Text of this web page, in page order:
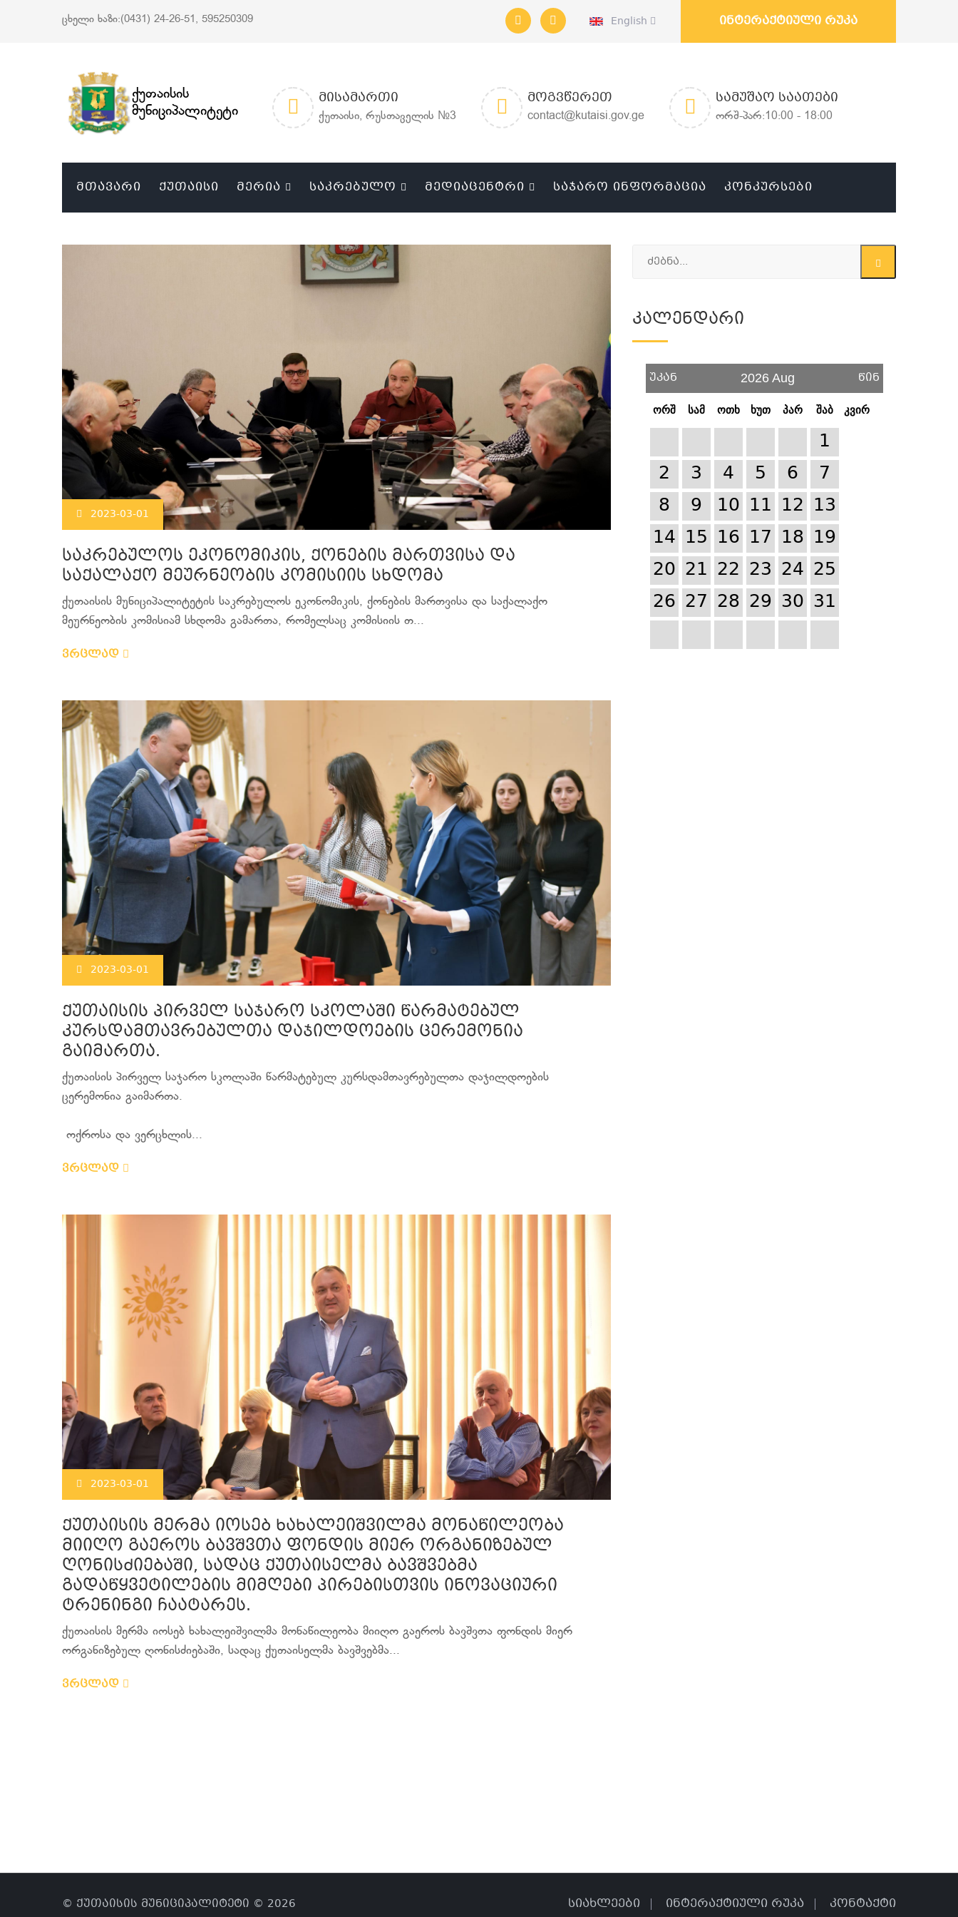
ცხელი ხაზი:(0431) 24-26-51, 595250309 English ინტერაქტიული რუკა
ქუთაისის
მუნიციპალიტეტი
ᲛᲘᲡᲐᲛᲐᲠᲗᲘ
ქუთაისი, რუსთაველის №3
ᲛᲝᲒᲕᲬᲔᲠᲔᲗ
contact@kutaisi.gov.ge
ᲡᲐᲛᲣᲨᲐᲝ ᲡᲐᲐᲗᲔᲑᲘ
ორშ-პარ:10:00 - 18:00
ᲛᲗᲐᲕᲐᲠᲘ ᲥᲣᲗᲐᲘᲡᲘ ᲛᲔᲠᲘᲐ ᲡᲐᲙᲠᲔᲑᲣᲚᲝ ᲛᲔᲓᲘᲐᲪᲔᲜᲢᲠᲘ ᲡᲐᲯᲐᲠᲝ ᲘᲜᲤᲝᲠᲛᲐᲪᲘᲐ ᲙᲝᲜᲙᲣᲠᲡᲔᲑᲘ
2023-03-01
საკრებულოს ეკონომიკის, ქონების მართვისა და
საქალაქო მეურნეობის კომისიის სხდომა
ქუთაისის მუნიციპალიტეტის საკრებულოს ეკონომიკის, ქონების მართვისა და საქალაქო
მეურნეობის კომისიამ სხდომა გამართა, რომელსაც კომისიის თ...
ვრცლად
2023-03-01
ქუთაისის პირველ საჯარო სკოლაში წარმატებულ
კურსდამთავრებულთა დაჯილდოების ცერემონია
გაიმართა.
ქუთაისის პირველ საჯარო სკოლაში წარმატებულ კურსდამთავრებულთა დაჯილდოების
ცერემონია გაიმართა.
ოქროსა და ვერცხლის...
ვრცლად
2023-03-01
ქუთაისის მერმა იოსებ ხახალეიშვილმა მონაწილეობა
მიიღო გაეროს ბავშვთა ფონდის მიერ ორგანიზებულ
ღონისძიებაში, სადაც ქუთაისელმა ბავშვებმა
გადაწყვეტილების მიმღები პირებისთვის ინოვაციური
ტრენინგი ჩაატარეს.
ქუთაისის მერმა იოსებ ხახალეიშვილმა მონაწილეობა მიიღო გაეროს ბავშვთა ფონდის მიერ
ორგანიზებულ ღონისძიებაში, სადაც ქუთაისელმა ბავშვებმა...
ვრცლად
Კალენდარი
უკან 2026 Aug წინ
ორშ სამ ოთხ ხუთ პარ შაბ კვირ
1
2
3 4 5 6
7
8
9 10 11 12 13
14 15 16 17 18 19
20 21 22 23 24 25
26 27 28 29 30 31
© ქუთაისის მუნიციპალიტეტი © 2026
სიახლეები ინტერაქტიული რუკა კონტაქტი